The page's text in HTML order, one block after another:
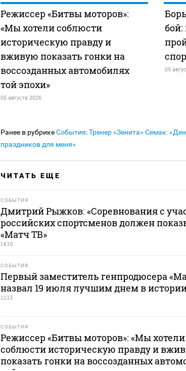
Режиссер «Битвы моторов»:
«Мы хотели соблюсти
историческую правду и
вживую показать гонки на
воссозданных автомобилях
той эпохи»
05 августа 2026
05
Ранее в рубрикеСобытия:Тренер «Зенита» Семак:
праздников для меня»
ЧИТАТЬ ЕЩЕ
СОБЫТИЯ
Дмитрий Рыжков: «Соревнования с
российских спортсменов должен
«Матч ТВ»
14:10
СОБЫТИЯ
Первый заместитель генпродюсера
назвал 19 июля лучшим днем в
12:13
СОБЫТИЯ
Режиссер «Битвы моторов»: «Мы хотели
соблюсти историческую правду и
показать гонки на воссозданных